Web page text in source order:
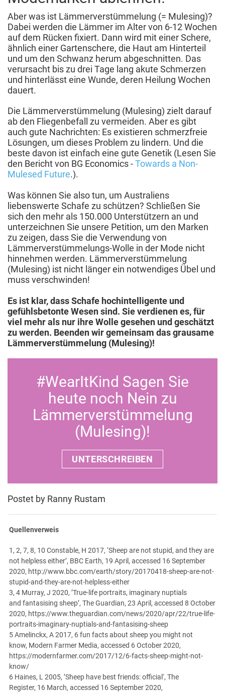
Aber was ist Lämmerverstümmelung (= Mulesing)?
Dabei werden die Lämmer im Alter von 6-12 Wochen
auf dem Rücken fixiert. Dann wird mit einer Schere,
ähnlich einer Gartenschere, die Haut am Hinterteil
und um den Schwanz herum abgeschnitten. Das
verursacht bis zu drei Tage lang akute Schmerzen
und hinterlässt eine Wunde, deren Heilung Wochen
dauert.
Die Lämmerverstümmelung (Mulesing) zielt darauf
ab den Fliegenbefall zu vermeiden. Aber es gibt
auch gute Nachrichten: Es existieren schmerzfreie
Lösungen, um dieses Problem zu lindern. Und die
beste davon ist einfach eine gute Genetik (Lesen Sie
den Bericht von BG Economics -Towards a Non-
Mulesed Future.).
Was können Sie also tun, um Australiens
liebenswerte Schafe zu schützen? Schließen Sie
sich den mehr als 150.000 Unterstützern an und
unterzeichnen Sie unsere Petition, um den Marken
zu zeigen, dass Sie die Verwendung von
Lämmerverstümmelungs-Wolle in der Mode nicht
hinnehmen werden. Lämmerverstümmelung
(Mulesing) ist nicht länger ein notwendiges Übel und
muss verschwinden!
Es ist klar, dass Schafe hochintelligente und
gefühlsbetonte Wesen sind. Sie verdienen es, für
viel mehr als nur ihre Wolle gesehen und geschätzt
zu werden. Beenden wir gemeinsam das grausame
Lämmerverstümmelung (Mulesing)!
#WearItKind Sagen Sie
heute noch Nein zu
Lämmerverstümmelung
(Mulesing)!
UNTERSCHREIBEN
Postet by Ranny Rustam
Quellenverweis
1, 2, 7, 8, 10 Constable, H 2017, ‘Sheep are not stupid, and they are
not helpless either’, BBC Earth, 19 April, accessed 16 September
2020, http://www.bbc.com/earth/story/20170418-sheep-are-not-
stupid-and-they-are-not-helpless-either
3, 4 Murray, J 2020, ’True-life portraits, imaginary nuptials
and fantasising sheep’, The Guardian, 23 April, accessed 8 October
2020, https://www.theguardian.com/news/2020/apr/22/true-life-
portraits-imaginary-nuptials-and-fantasising-sheep
5 Amelinckx, A 2017, 6 fun facts about sheep you might not
know, Modern Farmer Media, accessed 6 October 2020,
https://modernfarmer.com/2017/12/6-facts-sheep-might-not-
know/
6 Haines, L 2005, ’Sheep have best friends: official‘, The
Register, 16 March, accessed 16 September 2020,